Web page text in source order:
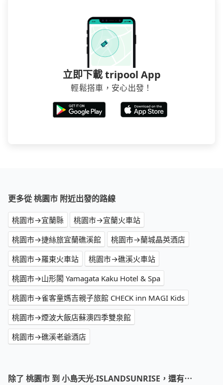
立即下載 tripool App
輕鬆搭車，安心出發！
更多從 桃園市 附近出發的路線
桃園市→宜蘭縣
桃園市→宜蘭火車站
桃園市→捷絲旅宜蘭礁溪館
桃園市→蘭城晶英酒店
桃園市→羅東火車站
桃園市→礁溪火車站
桃園市→山形閣 Yamagata Kaku Hotel & Spa
桃園市→雀客童媽吉親子旅館 CHECK inn MAGI Kids
桃園市→煙波大飯店蘇澳四季雙泉館
桃園市→礁溪老爺酒店
除了 桃園市 到 小島天光-ISLANDSUNRISE，還有⋯